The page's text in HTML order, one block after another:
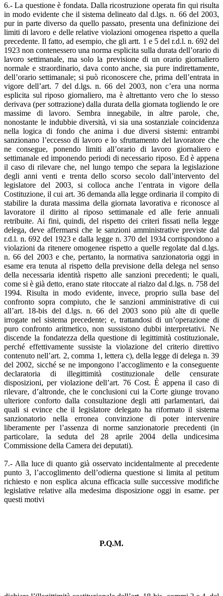
6.- La questione è fondata. Dalla ricostruzione operata fin qui risulta
in modo evidente che il sistema delineato dal d.lgs. n. 66 del 2003,
pur in parte diverso da quello passato, presenta una definizione dei
limiti di lavoro e delle relative violazioni omogenea rispetto a quella
precedente. Il fatto, ad esempio, che gli artt. 1 e 5 del r.d.l. n. 692 del
1923 non contenessero una norma esplicita sulla durata dell’orario di
lavoro settimanale, ma solo la previsione di un orario giornaliero
normale e straordinario, dava conto anche, sia pure indirettamente,
dell’orario settimanale; si può riconoscere che, prima dell’entrata in
vigore dell’art. 7 del d.lgs. n. 66 del 2003, non c’era una norma
esplicita sul riposo giornaliero, ma è altrettanto vero che lo stesso
derivava (per sottrazione) dalla durata della giornata togliendo le ore
massime di lavoro. Sembra innegabile, in altre parole, che,
nonostante le indubbie diversità, vi sia una sostanziale coincidenza
nella logica di fondo che anima i due diversi sistemi: entrambi
sanzionano l’eccesso di lavoro e lo sfruttamento del lavoratore che
ne consegue, ponendo limiti all’orario di lavoro giornaliero e
settimanale ed imponendo periodi di necessario riposo. Ed è appena
il caso di rilevare che, nel lungo tempo che separa la legislazione
degli anni venti e trenta dello scorso secolo dall’intervento del
legislatore del 2003, si colloca anche l’entrata in vigore della
Costituzione, il cui art. 36 demanda alla legge ordinaria il compito di
stabilire la durata massima della giornata lavorativa e riconosce al
lavoratore il diritto al riposo settimanale ed alle ferie annuali
retribuite. Ai fini, quindi, del rispetto dei criteri fissati nella legge
delega, deve affermarsi che le sanzioni amministrative previste dal
r.d.l. n. 692 del 1923 e dalla legge n. 370 del 1934 corrispondono a
violazioni da ritenere omogenee rispetto a quelle regolate dal d.lgs.
n. 66 del 2003 e che, pertanto, la normativa sanzionatoria oggi in
esame era tenuta al rispetto della previsione della delega nel senso
della necessaria identità rispetto alle sanzioni precedenti; le quali,
come si è già detto, erano state ritoccate al rialzo dal d.lgs. n. 758 del
1994. Risulta in modo evidente, invece, proprio sulla base del
confronto sopra compiuto, che le sanzioni amministrative di cui
all’art. 18-bis del d.lgs. n. 66 del 2003 sono più alte di quelle
irrogate nel sistema precedente; e, trattandosi di un’operazione di
puro confronto aritmetico, non sussistono dubbi interpretativi. Ne
discende la fondatezza della questione di legittimità costituzionale,
perché effettivamente sussiste la violazione del criterio direttivo
contenuto nell’art. 2, comma 1, lettera c), della legge di delega n. 39
del 2002, sicché se ne impongono l’accoglimento e la conseguente
declaratoria di illegittimità costituzionale delle censurate
disposizioni, per violazione dell’art. 76 Cost. È appena il caso di
rilevare, d’altronde, che le conclusioni cui la Corte giunge trovano
ulteriore conforto dalla consultazione degli atti parlamentari, dai
quali si evince che il legislatore delegato ha riformato il sistema
sanzionatorio nella erronea convinzione di poter intervenire
liberamente per l’assenza di norme sanzionatorie precedenti (in
particolare, la seduta del 28 aprile 2004 della undicesima
Commissione della Camera dei deputati).
7.- Alla luce di quanto già osservato incidentalmente al precedente
punto 3, l’accoglimento dell’odierna questione si limita al petitum
richiesto e non esplica alcuna efficacia sulle successive modifiche
legislative relative alla medesima disposizione oggi in esame. per
questi motivi
P.Q.M.